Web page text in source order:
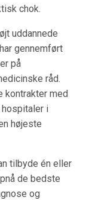
chok.
uddannede
gennemført
på
råd.
kontrakter med
i
højeste
tilbyde én eller
de bedste
og